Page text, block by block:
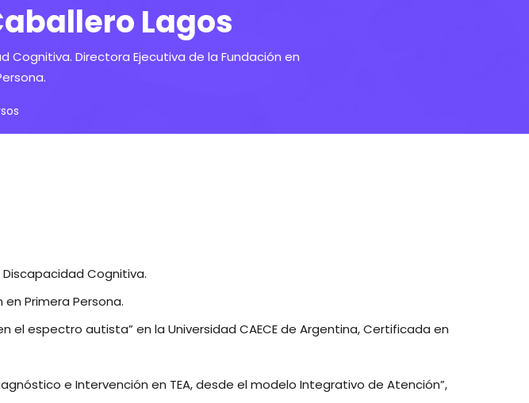
Lagos
Cognitiva. Directora Ejecutiva de la Fundación en
Discapacidad Cognitiva.
Primera Persona.
el espectro autista” en la Universidad CAECE de Argentina, Certificada en
e Intervención en TEA, desde el modelo Integrativo de Atención”,